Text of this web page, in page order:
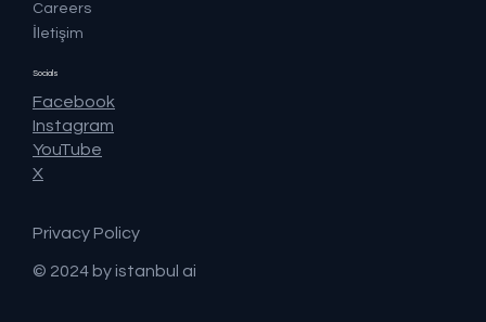
Careers
İletişim
Socials
Facebook
Instagram
YouTube
X
© 2024 by istanbul ai
Privacy Policy